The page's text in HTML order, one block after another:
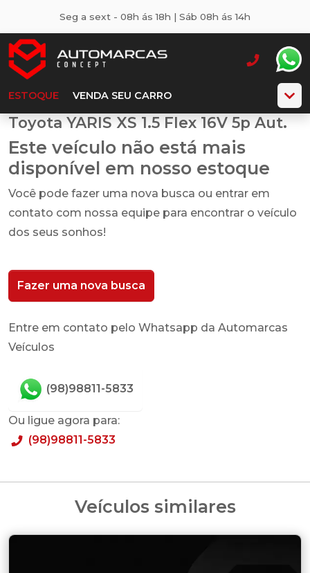
Seg a sext - 08h ás 18h | Sáb 08h ás 14h
ESTOQUE VENDA SEU CARRO
Toyota YARIS XS 1.5 Flex 16V 5p Aut.
Este veículo não está mais
disponível em nosso estoque
Você pode fazer uma nova busca ou entrar em
contato com nossa equipe para encontrar o veículo
dos seus sonhos!
Fazer uma nova busca
Entre em contato pelo Whatsapp da Automarcas
Veículos
(98)98811-5833
Ou ligue agora para:
(98)98811-5833
Veículos similares